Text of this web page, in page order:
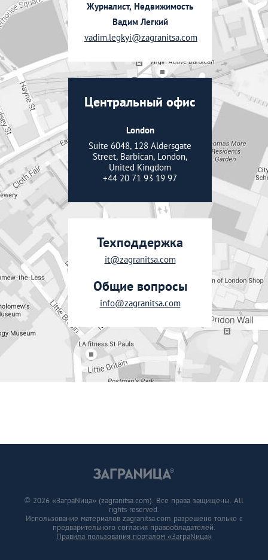
Журналист, Недвижимость
Вадим Легкий
vadim.legkyi@zagranitsa.com
Центральный офис
London
Suite 6048, 128 Aldersgate
Street, Barbican, London,
United Kingdom
+44 20 71 93 19 97
Техподдержка
it@zagranitsa.com
Общие вопросы
info@zagranitsa.com
© 2026 «ЗаграNица» (zagranitsa.com). Все права защищены. All
rights reserved.
Использование материалов zagranitsa.com разрешено только с
предварительного согласия правообладателей.
Правила пользования порталом «ЗаграNица»